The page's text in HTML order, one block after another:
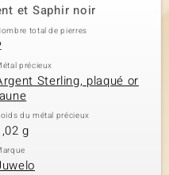
et Saphir noir
total de pierres
précieux
Sterling, plaqué or
du métal précieux
g